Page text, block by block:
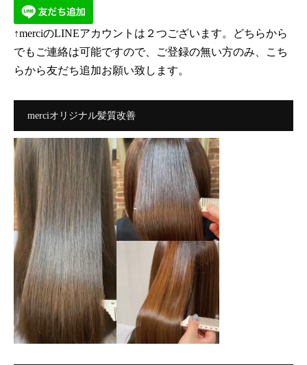
↑merciのLINEアカウントは２つございます。どちらから
でもご連絡は可能ですので、ご登録の無い方のみ、こち
らから友だち追加お願い致します。
merciオリジナル髪質改善